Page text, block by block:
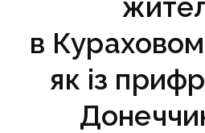
в
як із